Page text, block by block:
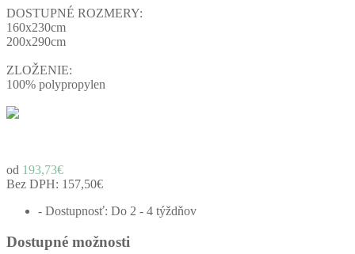
DOSTUPNÉ ROZMERY:
160x230cm
200x290cm
ZLOŽENIE:
100% polypropylen
od 193,73€
Bez DPH: 157,50€
- Dostupnosť: Do 2 - 4 týždňov
Dostupné možnosti